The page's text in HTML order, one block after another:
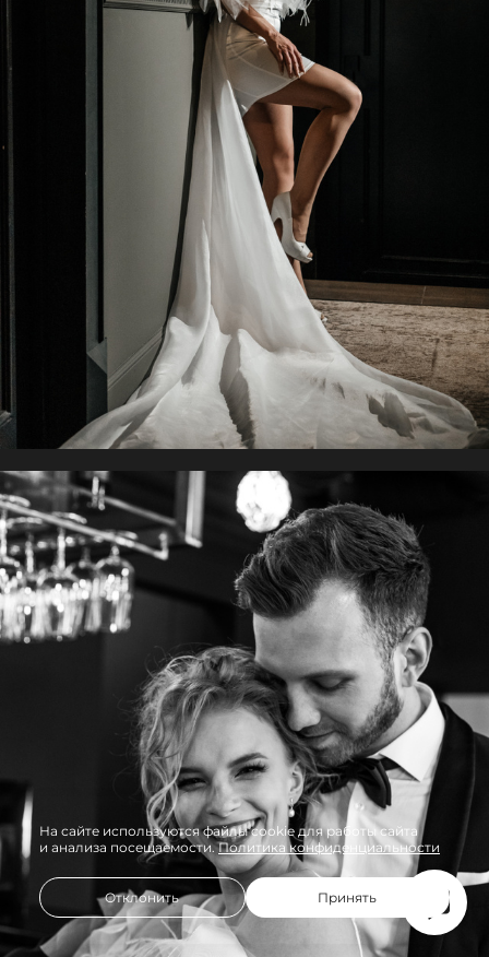
На сайте используются файлы cookie для работы сайта
и анализа посещаемости.Политика конфиденциальности
Отклонить Принять